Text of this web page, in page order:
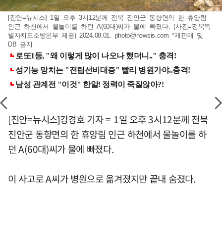
[진안=뉴시스] 1일 오후 3시12분께 전북 진안군 동향면의 한 휴양림
인근 하천에서 물놀이를 하던 A(60대)씨가 물에 빠졌다. (사진=전북특
별자치도소방본부 제공) 2024.08.01. photo@newsis.com *재판매 및
DB 금지
[진안=뉴시스]강경호 기자 = 1일 오후 3시12분께 전북
진안군 동향면의 한 휴양림 인근 하천에서 물놀이를 하
던 A(60대)씨가 물에 빠졌다.
이 사고로 A씨가 병원으로 옮겨졌지만 끝내 숨졌다.